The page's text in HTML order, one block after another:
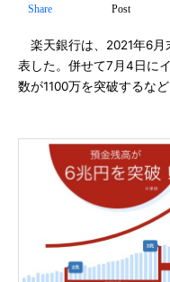
Share Post
楽天銀行は、2021年6月
表した。併せて7月4日に
数が1100万を突破するな